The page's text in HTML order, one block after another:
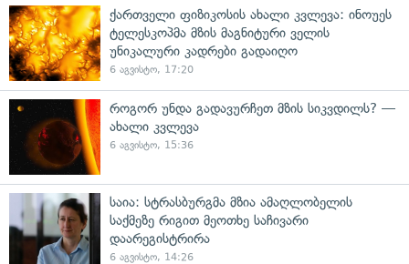
ქართველი ფიზიკოსის ახალი კვლევა: ინოუეს
ტელესკოპმა მზის მაგნიტური ველის
უნიკალური კადრები გადაიღო
6 აგვისტო, 17:20
როგორ უნდა გადავურჩეთ მზის სიკვდილს? —
ახალი კვლევა
6 აგვისტო, 15:36
საია: სტრასბურგმა მზია ამაღლობელის
საქმეზე რიგით მეოთხე საჩივარი
დაარეგისტრირა
6 აგვისტო, 14:26